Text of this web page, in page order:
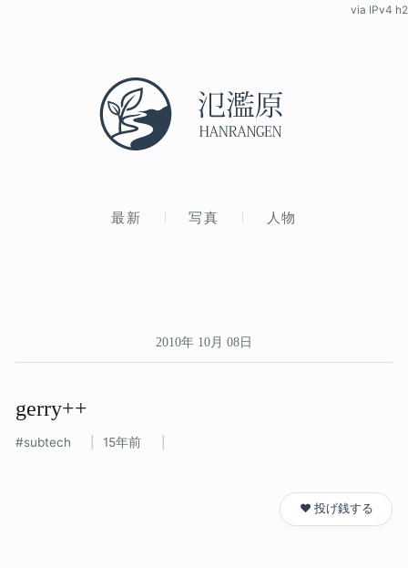
最新 写真 人物
via IPv4 h2
2010年 10月 08日
gerry++
subtech 15年前
❤️ 投げ銭する